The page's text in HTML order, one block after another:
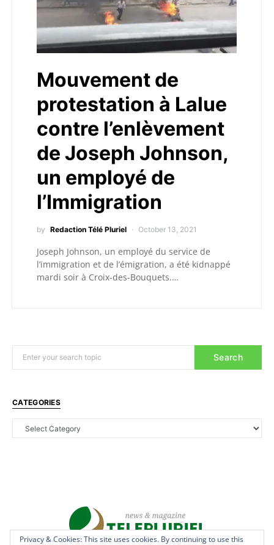
Mouvement de
protestation à Lalue
contre l’enlèvement
de Joseph Johnson,
un employé de
l’Immigration
by Redaction Télé Pluriel October 13, 2021
Joseph Johnson, un employé du service de
l’immigration et de l’émigration, a été kidnappé
mardi soir à Croix-des-Bouquets.…
Search
CATEGORIES
Privacy & Cookies: This site uses cookies. By continuing to use this
Privacy & Cookies: This site uses cookies. By continuing to use this